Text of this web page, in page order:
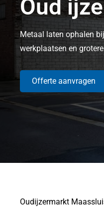
Oud
Metaal laten ophalen
werkplaatsen en
Offerte aanvragen
Oudijzermarkt